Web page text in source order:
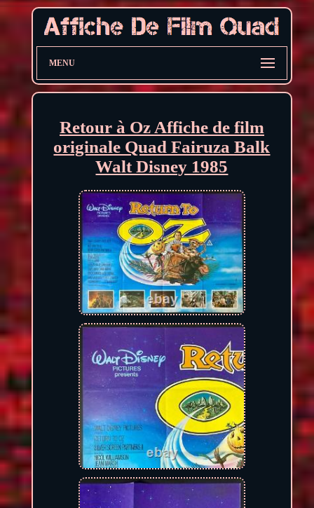
MENU
Retour à Oz Affiche de film
originale Quad Fairuza Balk
Walt Disney 1985